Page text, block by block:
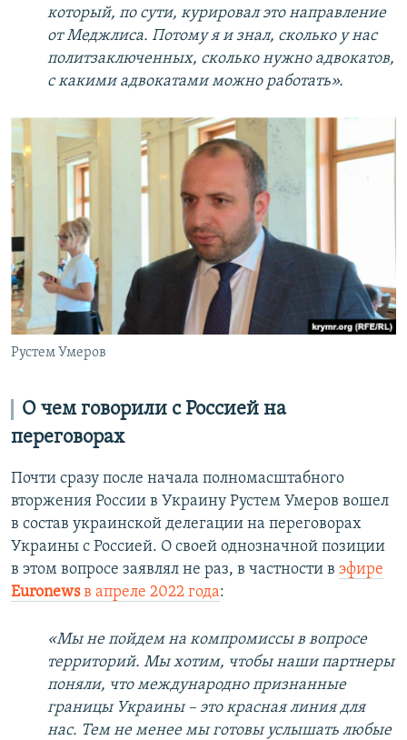
который, по сути, курировал это направление
от Меджлиса. Потому я и знал, сколько у нас
политзаключенных, сколько нужно адвокатов,
с какими адвокатами можно работать».
Рустем Умеров
О чем говорили с Россией на
переговорах
Почти сразу после начала полномасштабного
вторжения России в Украину Рустем Умеров вошел
в состав украинской делегации на переговорах
Украины с Россией. О своей однозначной позиции
в этом вопросе заявлял не раз, в частности в эфире
Еuronewsв апреле 2022 года:
«Мы не пойдем на компромиссы в вопросе
территорий. Мы хотим, чтобы наши партнеры
поняли, что международно признанные
границы Украины – это красная линия для
нас. Тем не менее мы готовы услышать любые